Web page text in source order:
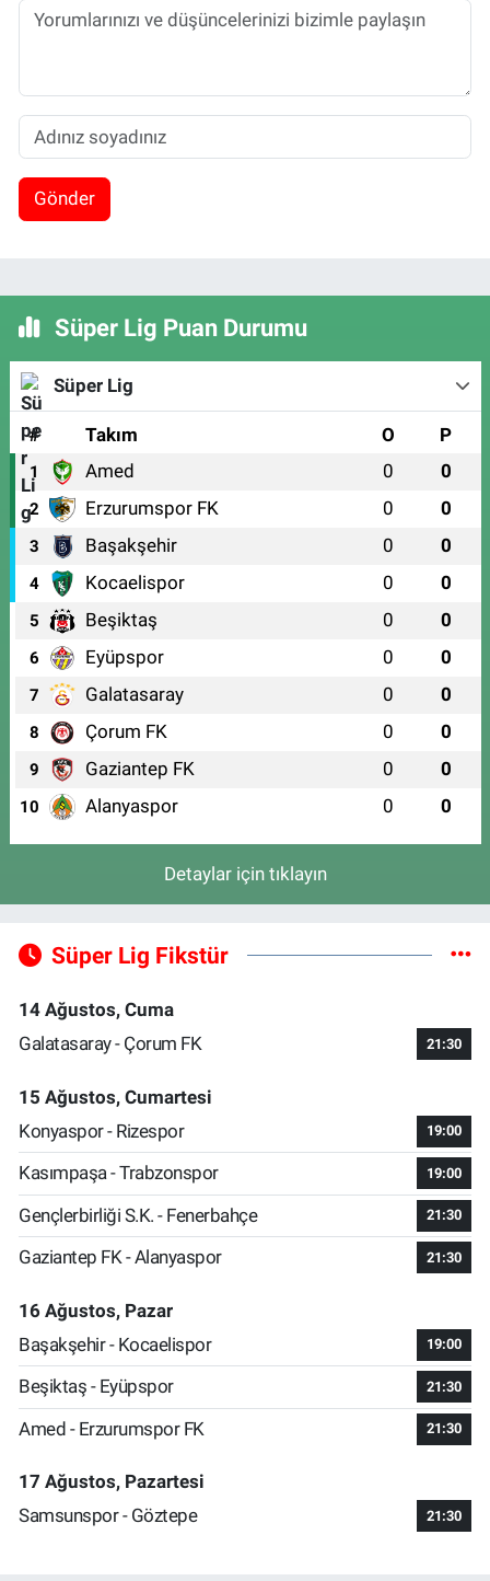
Gönder
Süper Lig Puan Durumu
Süper Lig
# Takım O P
1 Amed 0 0
2 Erzurumspor FK 0 0
3 Başakşehir 0 0
4 Kocaelispor 0 0
5 Beşiktaş 0 0
6 Eyüpspor 0 0
7 Galatasaray 0 0
8 Çorum FK 0 0
9 Gaziantep FK 0 0
10 Alanyaspor 0 0
Detaylar için tıklayın
Süper Lig Fikstür
14 Ağustos, Cuma
Galatasaray - Çorum FK
21:30
15 Ağustos, Cumartesi
Konyaspor - Rizespor
19:00
Kasımpaşa - Trabzonspor 19:00
Gençlerbirliği S.K. - Fenerbahçe 21:30
Gaziantep FK - Alanyaspor 21:30
16 Ağustos, Pazar
Başakşehir - Kocaelispor
19:00
Beşiktaş - Eyüpspor 21:30
Amed - Erzurumspor FK 21:30
17 Ağustos, Pazartesi
Samsunspor - Göztepe
21:30